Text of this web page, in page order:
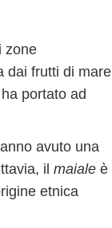
zone
dai frutti di mare
portato ad
avuto una
il maiale è
etnica